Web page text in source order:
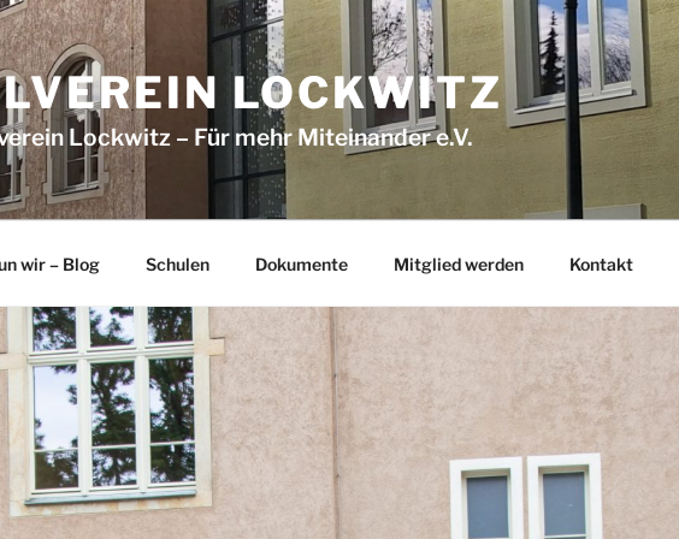
LOCKWITZ
Lockwitz – Für mehr Mitein­ander e.V.
wir – Blog Schulen Dokumente Mitglied werden Kontakt